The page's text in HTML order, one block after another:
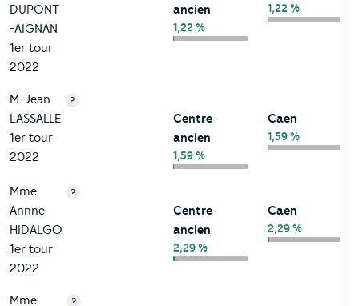
DUPONT
-AIGNAN
1er tour
2022
ancien
1,22 %
1,22 %
M. Jean
LASSALLE
1er tour
2022
?
Centre
ancien
1,59 %
Caen
1,59 %
Mme
Annne
HIDALGO
1er tour
2022
?
Centre
ancien
2,29 %
Caen
2,29 %
Mme
?